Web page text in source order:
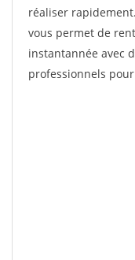
réaliser
vous permet de
instantannée avec
professionnels